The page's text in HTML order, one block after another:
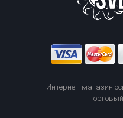
Интернет-магазин